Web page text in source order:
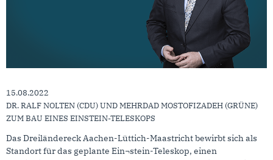
15.08.2022
DR. RALF NOLTEN (CDU) UND MEHRDAD MOSTOFIZADEH (GRÜNE)
ZUM BAU EINES EINSTEIN-TELESKOPS
Das Dreiländereck Aachen-Lüttich-Maastricht bewirbt sich als
Standort für das geplante Ein¬stein-Teleskop, einen